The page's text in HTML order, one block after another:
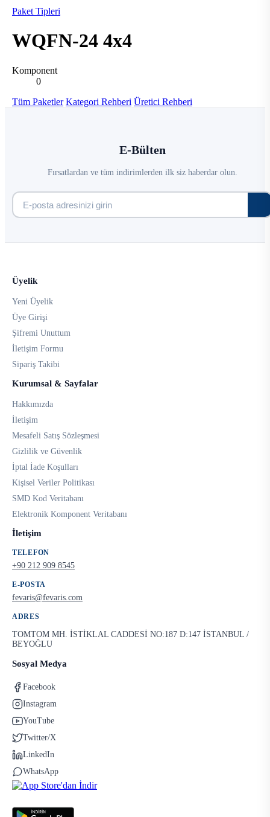
Paket Tipleri
WQFN-24 4x4
Komponent
0
Tüm Paketler Kategori Rehberi Üretici Rehberi
E-Bülten
Fırsatlardan ve tüm indirimlerden ilk siz haberdar olun.
Üyelik
Yeni Üyelik
Üye Girişi
Şifremi Unuttum
İletişim Formu
Sipariş Takibi
Kurumsal & Sayfalar
Hakkımızda
İletişim
Mesafeli Satış Sözleşmesi
Gizlilik ve Güvenlik
İptal İade Koşulları
Kişisel Veriler Politikası
SMD Kod Veritabanı
Elektronik Komponent Veritabanı
İletişim
TELEFON
+90 212 909 8545
E-POSTA
fevaris@fevaris.com
ADRES
TOMTOM MH. İSTİKLAL CADDESİ NO:187 D:147 İSTANBUL /
BEYOĞLU
Sosyal Medya
Facebook
Instagram
YouTube
Twitter/X
LinkedIn
WhatsApp